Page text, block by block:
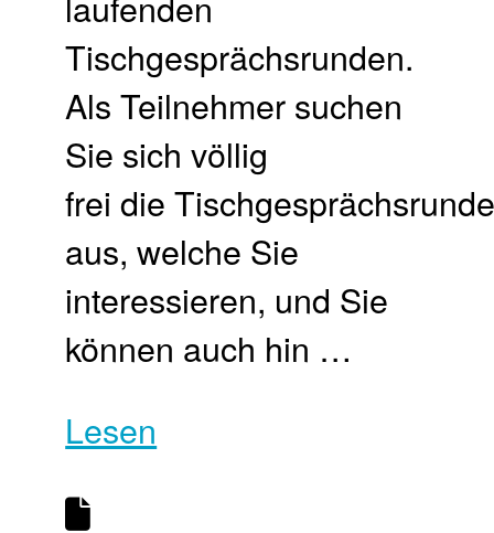
Tischgesprächsrunden.
Als Teilnehmer suchen
Sie sich völlig
frei die
aus, welche Sie
interessieren, und Sie
können auch hin …
Lesen